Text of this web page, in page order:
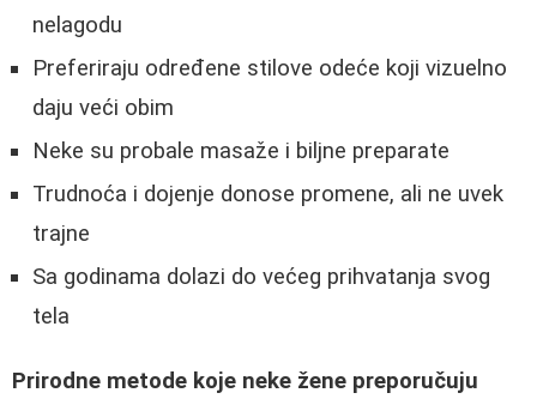
nelagodu
Preferiraju određene stilove odeće koji vizuelno
daju veći obim
Neke su probale masaže i biljne preparate
Trudnoća i dojenje donose promene, ali ne uvek
trajne
Sa godinama dolazi do većeg prihvatanja svog
tela
Prirodne metode koje neke žene preporučuju